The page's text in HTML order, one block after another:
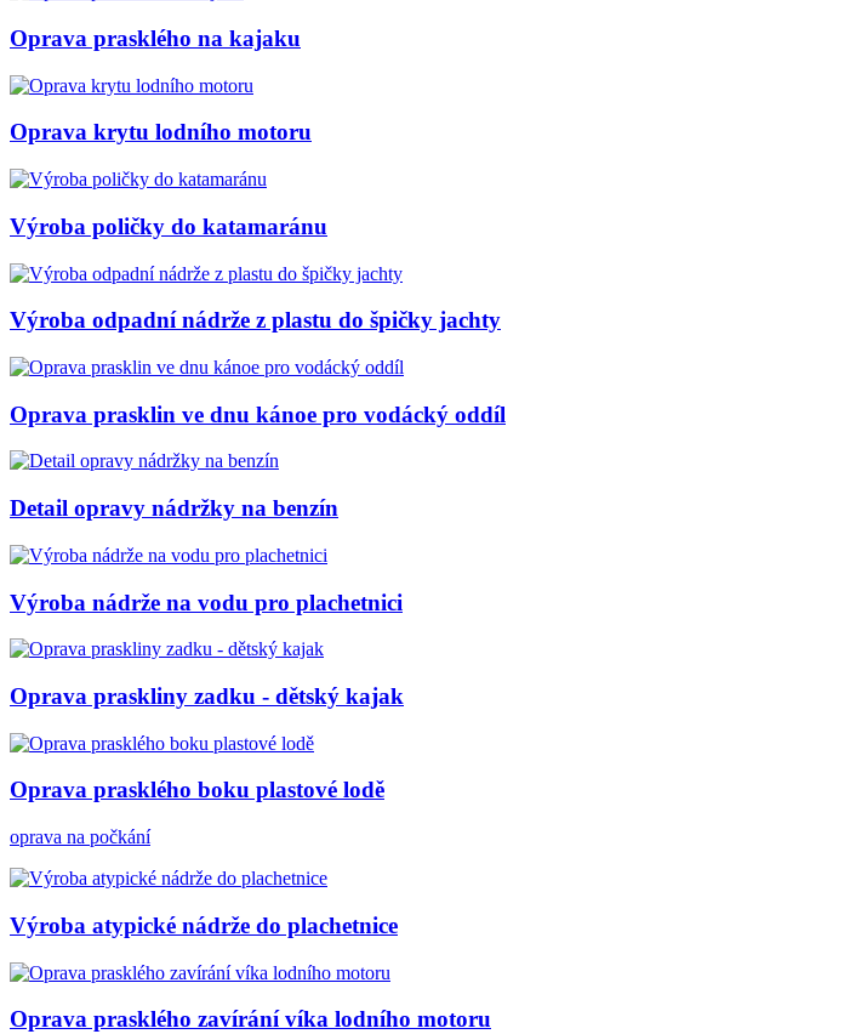
Oprava prasklého na kajaku
Oprava krytu lodního motoru
Výroba poličky do katamaránu
Výroba odpadní nádrže z plastu do špičky jachty
Oprava prasklin ve dnu kánoe pro vodácký oddíl
Detail opravy nádržky na benzín
Výroba nádrže na vodu pro plachetnici
Oprava praskliny zadku - dětský kajak
Oprava prasklého boku plastové lodě
oprava na počkání
Výroba atypické nádrže do plachetnice
Oprava prasklého zavírání víka lodního motoru